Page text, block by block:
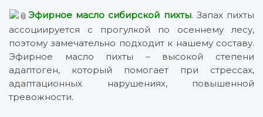
Эфирное масло сибирской пихты. Запах пихты
ассоциируется с прогулкой по осеннему лесу,
поэтому замечательно подходит к нашему составу.
Эфирное масло пихты – высокой степени
адаптоген, который помогает при стрессах,
адаптационных нарушениях, повышенной
тревожности.